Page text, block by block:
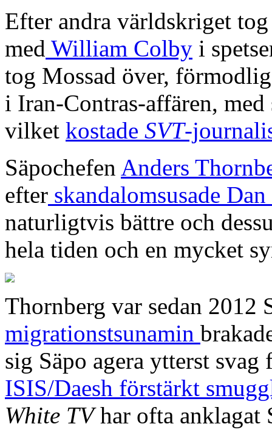
Efter andra världskriget
med William Colby i
tog Mossad över,
i Iran-Contras-affären,
vilket kostade SVT-
Säpochefen Anders
efter skandalomsusade
naturligtvis bättre och
hela tiden och en mycket
Thornberg var sedan 2012
migrationstsunamin
sig Säpo agera ytterst
ISIS/Daesh förstärkt
White TVhar ofta anklagat